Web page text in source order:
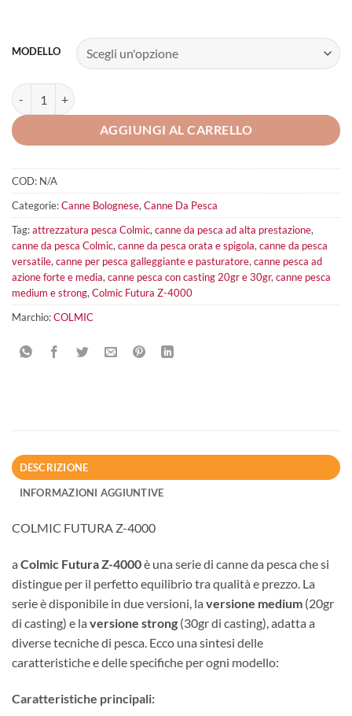
MODELLO
COLMIC Futura z-4000 quantità
AGGIUNGI AL CARRELLO
COD: N/A
Categorie:Canne Bolognese,Canne Da Pesca
Tag:attrezzatura pesca Colmic,canne da pesca ad alta prestazione,
canne da pesca Colmic,canne da pesca orata e spigola,canne da pesca
versatile,canne per pesca galleggiante e pasturatore,canne pesca ad
azione forte e media,canne pesca con casting 20gr e 30gr,canne pesca
medium e strong,Colmic Futura Z-4000
Marchio:COLMIC
DESCRIZIONE
INFORMAZIONI AGGIUNTIVE
COLMIC FUTURA Z-4000
a Colmic Futura Z-4000è una serie di canne da pesca che si
distingue per il perfetto equilibrio tra qualità e prezzo. La
serie è disponibile in due versioni, la versione medium (20gr
di casting) e la versione strong (30gr di casting), adatta a
diverse tecniche di pesca. Ecco una sintesi delle
caratteristiche e delle specifiche per ogni modello:
Caratteristiche principali: